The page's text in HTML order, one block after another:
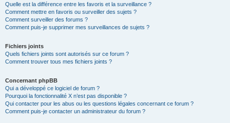
Quelle est la différence entre les favoris et la surveillance ?
Comment mettre en favoris ou surveiller des sujets ?
Comment surveiller des forums ?
Comment puis-je supprimer mes surveillances de sujets ?
Fichiers joints
Quels fichiers joints sont autorisés sur ce forum ?
Comment trouver tous mes fichiers joints ?
Concernant phpBB
Qui a développé ce logiciel de forum ?
Pourquoi la fonctionnalité X n’est pas disponible ?
Qui contacter pour les abus ou les questions légales concernant ce forum ?
Comment puis-je contacter un administrateur du forum ?